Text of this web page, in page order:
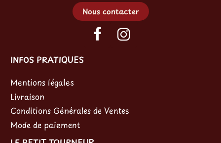
Nous contacter
INFOS PRATIQUES
Mentions légales
Livraison
Conditions Générales de Ventes
Mode de paiement